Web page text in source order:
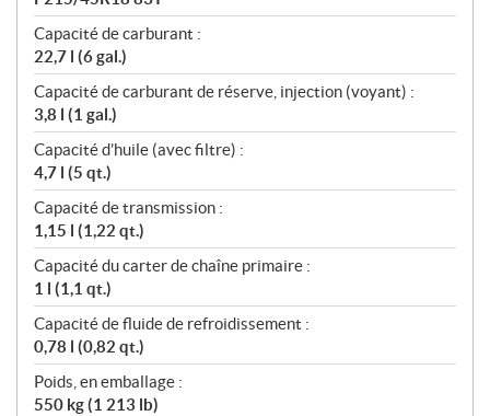
Capacité de carburant :
22,7 l (6 gal.)
Capacité de carburant de réserve, injection (voyant) :
3,8 l (1 gal.)
Capacité d’huile (avec filtre) :
4,7 l (5 qt.)
Capacité de transmission :
1,15 l (1,22 qt.)
Capacité du carter de chaîne primaire :
1 l (1,1 qt.)
Capacité de fluide de refroidissement :
0,78 l (0,82 qt.)
Poids, en emballage :
550 kg (1 213 lb)